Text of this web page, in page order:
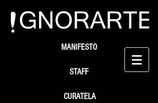
STAFF
MANIFESTO
CURATELA